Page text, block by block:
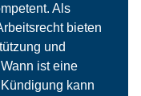
Als
bieten
und
ist eine
kann